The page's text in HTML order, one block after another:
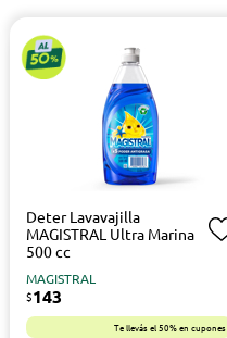
Deter Lavavajilla
MAGISTRAL Ultra Marina
500 cc
MAGISTRAL
$143
Te llevás el 50% en cupones